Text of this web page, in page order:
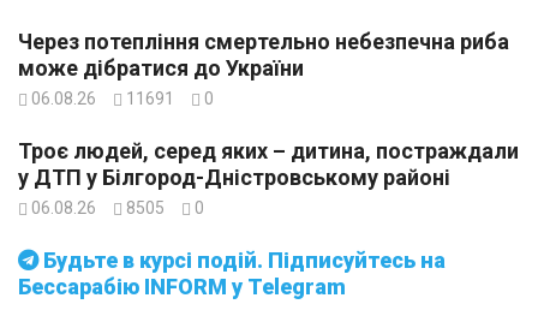
Будьте в курсі подій. Підписуйтесь на
Бессарабію INFORM у Telegram
Через потепління смертельно небезпечна риба
може дібратися до України
06.08.26 11691 0
Троє людей, серед яких – дитина, постраждали
у ДТП у Білгород-Дністровському районі
06.08.26 8505 0